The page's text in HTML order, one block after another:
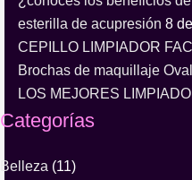
esterilla de acupresión 8
CEPILLO LIMPIADOR
Brochas de maquillaje
LOS MEJORES
Categorías
Belleza (11)